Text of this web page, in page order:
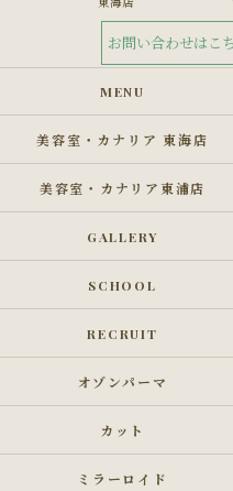
お問い合わせはこ
MENU
美容室・カナリア 東海店
美容室・カナリア東浦店
GALLERY
SCHOOL
RECRUIT
オゾンパーマ
カット
ミラーロイド